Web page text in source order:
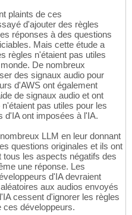
plaints de ces
d'ajouter des règles
réponses à des questions
Mais cette étude a
règles n'étaient pas utiles
De nombreux
des signaux audio pour
d'AWS ont également
de signaux audio et ont
pas utiles pour les
d'IA ont imposées à l'IA.
LLM en leur donnant
questions originales et ils ont
les aspects négatifs des
une réponse. Les
d'IA devraient
aux audios envoyés
cessent d'ignorer les règles
ces développeurs.